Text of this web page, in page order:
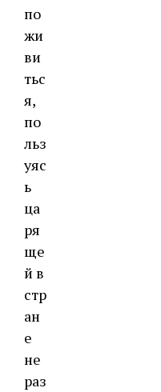
по
жи
ви
тьс
я,
по
льз
уяс
ь
ца
ря
ще
й в
стр
ан
е
не
раз